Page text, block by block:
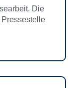
Die
Pressestelle